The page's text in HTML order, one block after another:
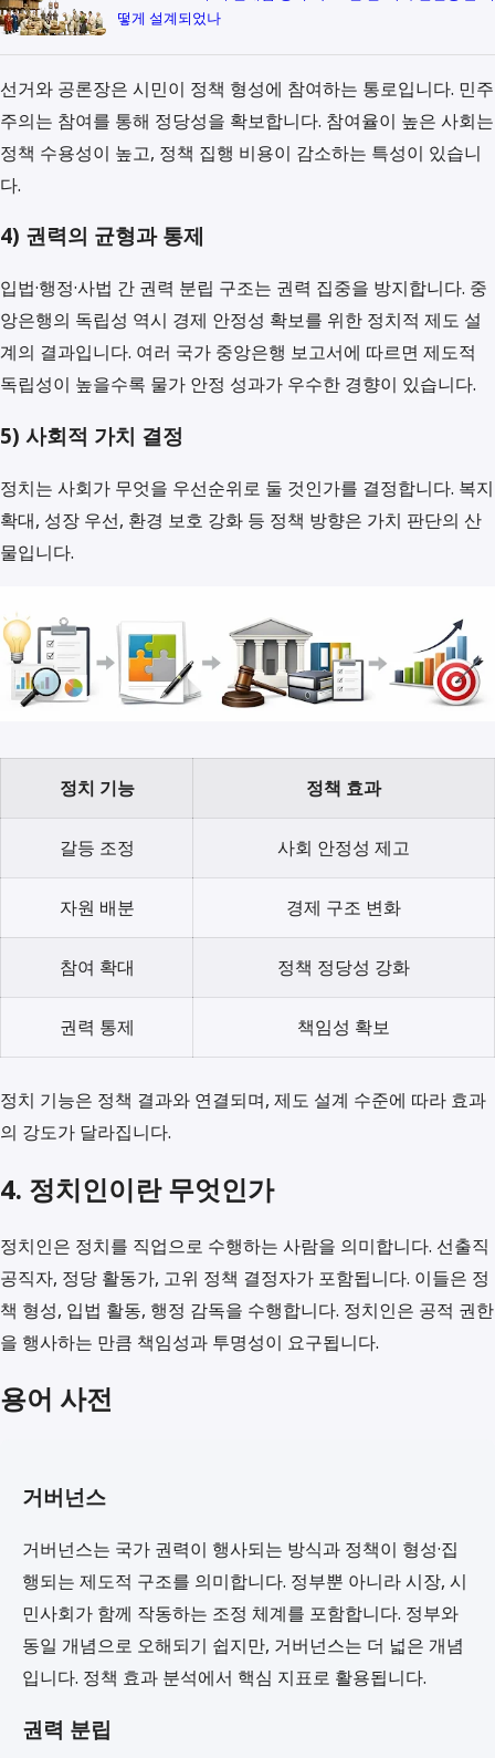
떻게 설계되었나
선거와 공론장은 시민이 정책 형성에 참여하는 통로입니다. 민주
주의는 참여를 통해 정당성을 확보합니다. 참여율이 높은 사회는
정책 수용성이 높고, 정책 집행 비용이 감소하는 특성이 있습니
다.
4) 권력의 균형과 통제
입법·행정·사법 간 권력 분립 구조는 권력 집중을 방지합니다. 중
앙은행의 독립성 역시 경제 안정성 확보를 위한 정치적 제도 설
계의 결과입니다. 여러 국가 중앙은행 보고서에 따르면 제도적
독립성이 높을수록 물가 안정 성과가 우수한 경향이 있습니다.
5) 사회적 가치 결정
정치는 사회가 무엇을 우선순위로 둘 것인가를 결정합니다. 복지
확대, 성장 우선, 환경 보호 강화 등 정책 방향은 가치 판단의 산
물입니다.
정치 기능 정책 효과
갈등 조정 사회 안정성 제고
자원 배분 경제 구조 변화
참여 확대 정책 정당성 강화
권력 통제 책임성 확보
정치 기능은 정책 결과와 연결되며, 제도 설계 수준에 따라 효과
의 강도가 달라집니다.
4. 정치인이란 무엇인가
정치인은 정치를 직업으로 수행하는 사람을 의미합니다. 선출직
공직자, 정당 활동가, 고위 정책 결정자가 포함됩니다. 이들은 정
책 형성, 입법 활동, 행정 감독을 수행합니다. 정치인은 공적 권한
을 행사하는 만큼 책임성과 투명성이 요구됩니다.
용어 사전
거버넌스
거버넌스는 국가 권력이 행사되는 방식과 정책이 형성·집
행되는 제도적 구조를 의미합니다. 정부뿐 아니라 시장, 시
민사회가 함께 작동하는 조정 체계를 포함합니다. 정부와
동일 개념으로 오해되기 쉽지만, 거버넌스는 더 넓은 개념
입니다. 정책 효과 분석에서 핵심 지표로 활용됩니다.
권력 분립